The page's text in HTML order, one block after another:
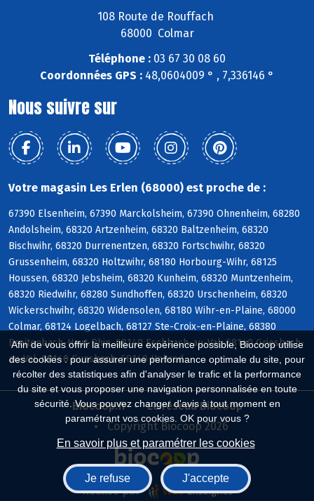
Afin de vous offrir la meilleure expérience possible, Biocoop utilise
des cookies : pour assurer une performance optimale du site, pour
récolter des statistiques afin d'analyser le trafic et la performance
du site et vous proposer une navigation personnalisée en toute
sécurité. Vous pouvez changer d'avis à tout moment en
paramétrant vos cookies. OK pour vous ?
En savoir plus et paramétrer les cookies
Je refuse J'accepte
108 Route de Rouffach
68000 Colmar
Téléphone : 03 67 30 08 60
Coordonnées GPS : 48,0604009 ° , 7,336146 °
Nous suivre sur
Votre magasin Les Erlen (68000) est proche de :
67390 Elsenheim, 67390 Marckolsheim, 67390 Ohnenheim, 68280
Andolsheim, 68320 Artzenheim, 68320 Baltzenheim, 68320
Bischwihr, 68320 Durrenentzen, 68320 Fortschwihr, 68320
Grussenheim, 68320 Holtzwihr, 68180 Horbourg-Wihr, 68125
Houssen, 68320 Jebsheim, 68320 Kunheim, 68320 Muntzenheim,
68320 Riedwihr, 68280 Sundhoffen, 68320 Urschenheim, 68320
Wickerschwihr, 68320 Widensolen, 68180 Wihr-en-Plaine, 68000
Colmar, 68124 Logelbach, 68127 Ste-Croix-en-Plaine, 68380
Breitenbach-Haut-Rhin, 68140 Eschbach-au-Val, 68140 Griesbach-
au-Val, 68140 Gunsbach, 68140 Hohrod
Biocoop.fr
Le réseau Biocoop
Copyright Biocoop 2026
Réalisé par